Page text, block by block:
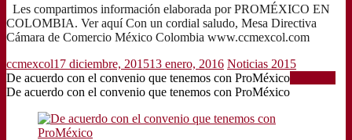
Les compartimos información elaborada por PROMÉXICO EN
COLOMBIA. Ver aquí Con un cordial saludo, Mesa Directiva
Cámara de Comercio México Colombia www.ccmexcol.com
ccmexcol17 diciembre, 201513 enero, 2016 Noticias 2015
De acuerdo con el convenio que tenemos con ProMéxico
De acuerdo con el convenio que tenemos con ProMéxico